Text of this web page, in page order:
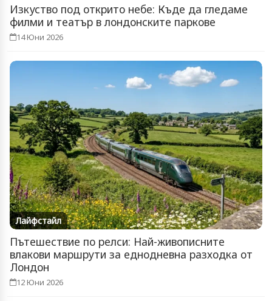
Изкуство под открито небе: Къде да гледаме
филми и театър в лондонските паркове
14 Юни 2026
Лайфстайл
Пътешествие по релси: Най-живописните
влакови маршрути за еднодневна разходка от
Лондон
12 Юни 2026